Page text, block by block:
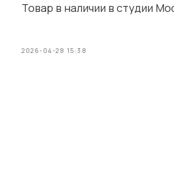
Товар в наличии в студии
2026-04-28 15:38